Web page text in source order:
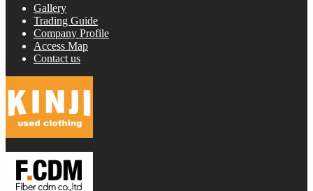
Gallery
Trading Guide
Company Profile
Access Map
Contact us